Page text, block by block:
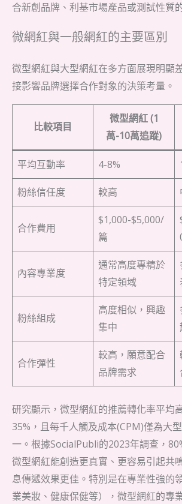
合新創品牌、利基市場產品或測試性質
微網紅與一般網紅的主要區別
微型網紅與大型網紅在多方面展現明顯
接影響品牌選擇合作對象的決策考量。
比較項目
微型網紅 (1
萬-10萬追蹤)
平均互動率 4-8%
粉絲信任度 較高
合作費用
$1,000-$5,000/
篇
內容專業度
通常高度專精於
特定領域
粉絲組成
高度相似，興趣
集中
合作彈性
較高，願意配合
品牌需求
研究顯示，微型網紅的推薦轉化率平均
35%，且每千人觸及成本(CPM)僅為大
一。根據SocialPubli的2023年調查，
微型網紅能創造更真實、更容易引起共
息傳遞效果更佳。特別是在專業性強的
業美妝、健康保健等），微型網紅的專